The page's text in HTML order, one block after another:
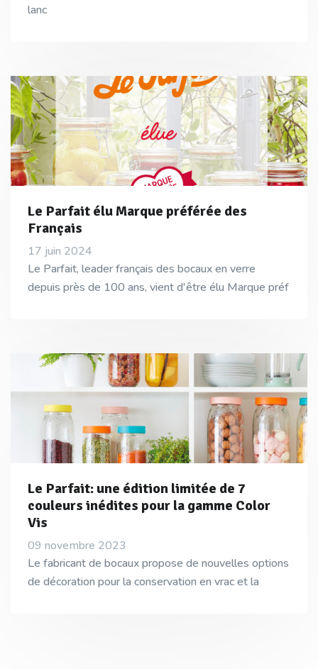
lanc
Le Parfait élu Marque préférée des
Français
17 juin 2024
Le Parfait, leader français des bocaux en verre
depuis près de 100 ans, vient d'être élu Marque préf
Le Parfait: une édition limitée de 7
couleurs inédites pour la gamme Color
Vis
09 novembre 2023
Le fabricant de bocaux propose de nouvelles options
de décoration pour la conservation en vrac et la